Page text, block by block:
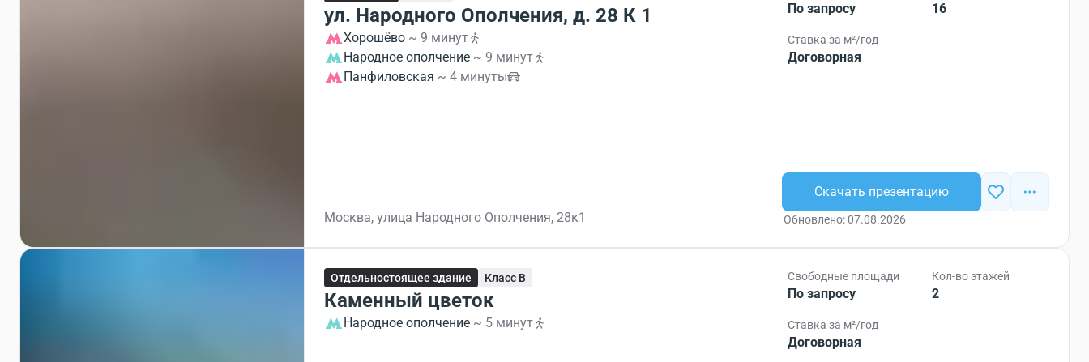
ул. Народного Ополчения, д. 28 К 1
Хорошёво ~ 9 минут
Народное ополчение ~ 9 минут
Панфиловская ~ 4 минуты
Москва, улица Народного Ополчения, 28к1
По запросу 16
Ставка за м²/год
Договорная
Скачать презентацию
Обновлено: 07.08.2026
Отдельностоящее здание Класс B
Каменный цветок
Народное ополчение ~ 5 минут
Свободные площади
По запросу
Кол-во этажей
2
Ставка за м²/год
Договорная